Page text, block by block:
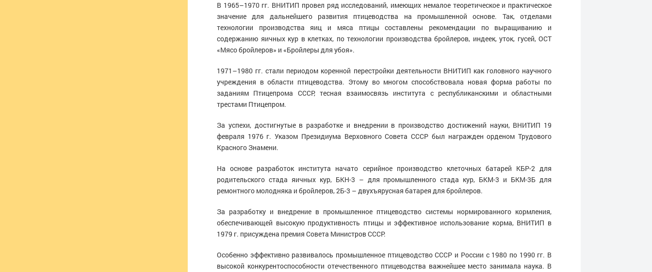
В 1965–1970 гг. ВНИТИП провел ряд исследований, имеющих немалое теоретическое и практическое
значение для дальнейшего развития птицеводства на промышленной основе. Так, отделами
технологии производства яиц и мяса птицы составлены рекомендации по выращиванию и
содержанию яичных кур в клетках, по технологии производства бройлеров, индеек, уток, гусей, ОСТ
«Мясо бройлеров» и «Бройлеры для убоя».
1971–1980 гг. стали периодом коренной перестройки деятельности ВНИТИП как головного научного
учреждения в области птицеводства. Этому во многом способствовала новая форма работы по
заданиям Птицепрома СССР, тесная взаимосвязь института с республиканскими и областными
трестами Птицепром.
За успехи, достигнутые в разработке и внедрении в производство достижений науки, ВНИТИП 19
февраля 1976 г. Указом Президиума Верховного Совета СССР был награжден орденом Трудового
Красного Знамени.
На основе разработок института начато серийное производство клеточных батарей КБР-2 для
родительского стада яичных кур, БКН-3 – для промышленного стада кур, БКМ-3 и БКМ-3Б для
ремонтного молодняка и бройлеров, 2Б-3 – двухъярусная батарея для бройлеров.
За разработку и внедрение в промышленное птицеводство системы нормированного кормления,
обеспечивающей высокую продуктивность птицы и эффективное использование корма, ВНИТИП в
1979 г. присуждена премия Совета Министров СССР.
Особенно эффективно развивалось промышленное птицеводство СССР и России с 1980 по 1990 гг. В
высокой конкурентоспособности отечественного птицеводства важнейшее место занимала наука. В